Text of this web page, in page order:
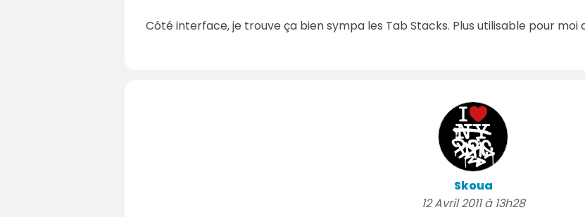
Côté interface, je trouve ça bien sympa les Tab Stacks. Plus utilisable pour moi
Skoua
12 Avril 2011 à 13h28